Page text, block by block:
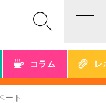
コラム レ
ート